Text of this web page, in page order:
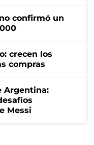
confirmó un
crecen los
compras
Argentina:
Messi